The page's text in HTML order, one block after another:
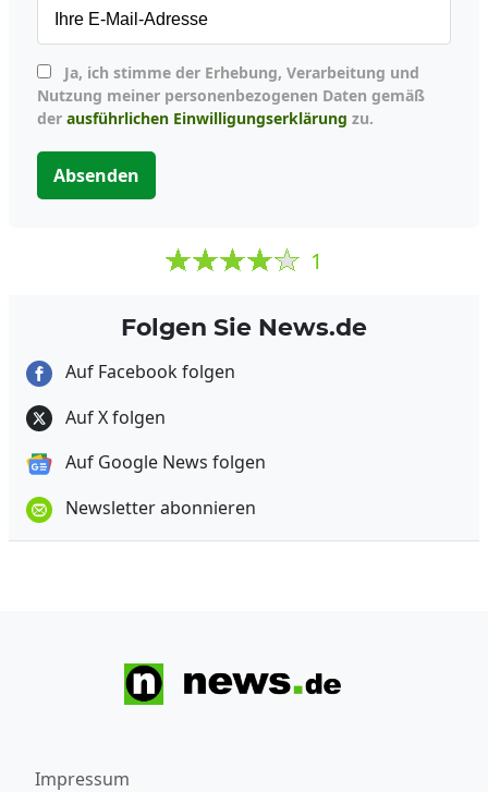
Nutzung meiner personenbezogenen Daten gemäß
der ausführlichen Einwilligungserklärung zu.
Absenden
1
Folgen Sie News.de
Auf Facebook folgen
Auf X folgen
Auf Google News folgen
Newsletter abonnieren
Impressum